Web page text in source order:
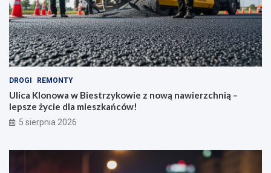
DROGI REMONTY
Ulica Klonowa w Biestrzykowie z nową nawierzchnią –
lepsze życie dla mieszkańców!
5 sierpnia 2026